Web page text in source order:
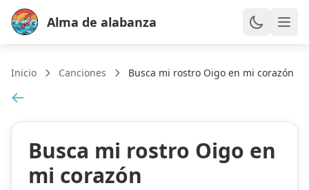
Alma de alabanza
Inicio Canciones Busca mi rostro Oigo en mi corazón
Busca mi rostro Oigo en
mi corazón